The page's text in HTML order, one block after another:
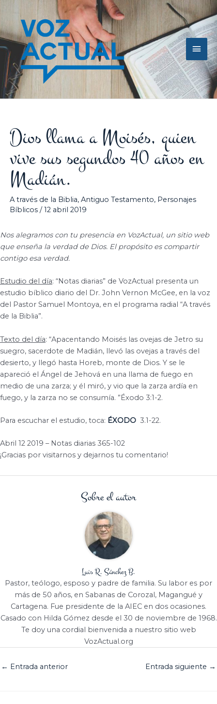
contenido
Dios llama a Moisés, quien
vive sus segundos 40 años en
Madián.
A través de la Biblia, Antiguo Testamento, Personajes
Bíblicos /12 abril 2019
Nos alegramos con tu presencia en VozActual, un sitio web
que enseña la verdad de Dios. El propósito es compartir
contigo esa verdad.
Estudio del día: “Notas diarias” de VozActual presenta un
estudio bíblico diario del Dr. John Vernon McGee, en la voz
del Pastor Samuel Montoya, en el programa radial “A través
de la Biblia”.
Texto del día: “Apacentando Moisés las ovejas de Jetro su
suegro, sacerdote de Madián, llevó las ovejas a través del
desierto, y llegó hasta Horeb, monte de Dios. Y se le
apareció el Ángel de Jehová en una llama de fuego en
medio de una zarza; y él miró, y vio que la zarza ardía en
fuego, y la zarza no se consumía. ”Éxodo 3:1-2.
Para escuchar el estudio, toca: ÉXODO 3.1-22.
Abril 12 2019 – Notas diarias 365-102
¡Gracias por visitarnos y dejarnos tu comentario!
Sobre el autor
Luis R. Sánchez B.
Pastor, teólogo, esposo y padre de familia. Su labor es por
más de 50 años, en Sabanas de Corozal, Magangué y
Cartagena. Fue presidente de la AIEC en dos ocasiones.
Casado con Hilda Gómez desde el 30 de noviembre de 1968.
Te doy una cordial bienvenida a nuestro sitio web
VozActual.org
← Entrada anterior Entrada siguiente →